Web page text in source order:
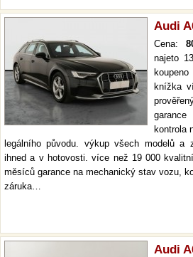
Audi
Cena:
najeto
knížka
kontrola
legálního původu. výkup všech modelů a
ihned a v hotovosti. více než 19 000
měsíců garance na mechanický stav vozu,
záruka…
Audi